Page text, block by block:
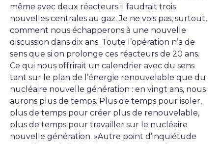
même avec deux réacteurs il faudrait trois
nouvelles centrales au gaz. Je ne vois pas, surtout,
comment nous échapperons à une nouvelle
discussion dans dix ans. Toute l’opération n’a de
sens que si on prolonge ces réacteurs de 20 ans.
Ce qui nous offrirait un calendrier avec du sens
tant sur le plan de l’énergie renouvelable que du
nucléaire nouvelle génération : en vingt ans, nous
aurons plus de temps. Plus de temps pour isoler,
plus de temps pour créer plus de renouvelable,
plus de temps pour travailler sur le nucléaire
nouvelle génération. »Autre point d’inquiétude